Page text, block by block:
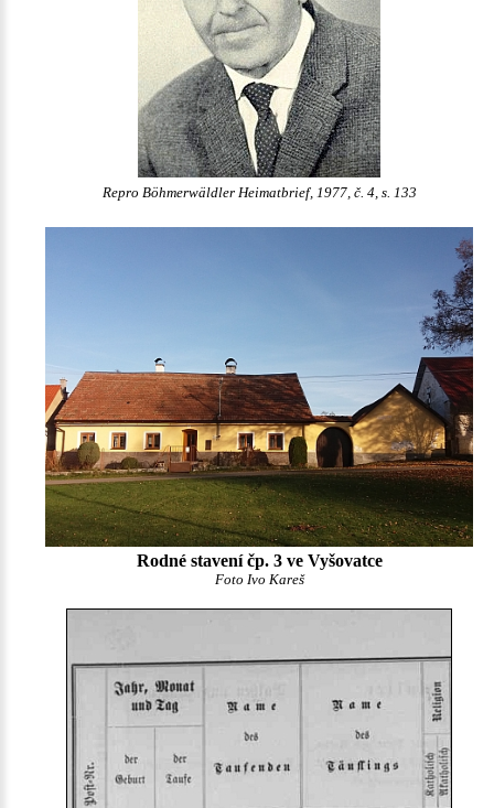
Repro Böhmerwäldler Heimatbrief, 1977, č. 4, s. 133
Rodné stavení čp. 3 ve Vyšovatce
Foto Ivo Kareš